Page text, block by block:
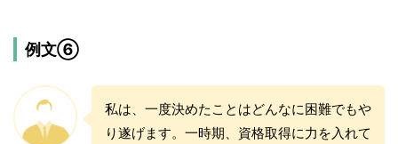
例文⑥
私は、一度決めたことはどんなに困難でもや
り遂げます。一時期、資格取得に力を入れて